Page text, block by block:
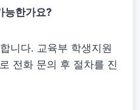
능한가요?
니다. 교육부 학생지원
전화 문의 후 절차를 진